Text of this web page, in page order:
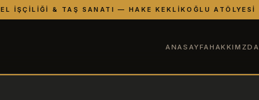
EL İŞÇILIĞI & TAŞ SANATI — HAKE KEKLIKOĞLU ATÖLYESI
ANASAYFAHAKKIMZDA